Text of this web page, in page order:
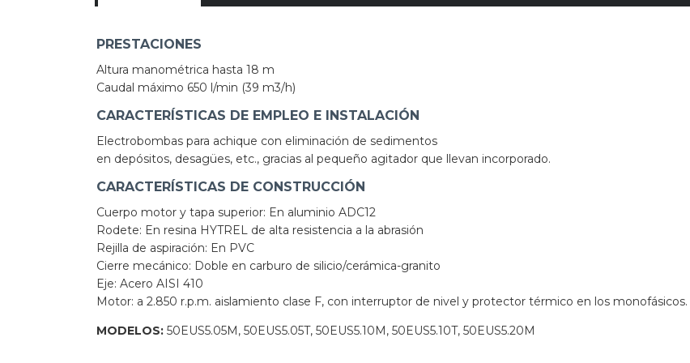
PRESTACIONES
Altura manométrica hasta 18 m
Caudal máximo 650 l/min (39 m3/h)
CARACTERÍSTICAS DE EMPLEO E INSTALACIÓN
Electrobombas para achique con eliminación de sedimentos
en depósitos, desagües, etc., gracias al pequeño agitador que llevan incorporado.
CARACTERÍSTICAS DE CONSTRUCCIÓN
Cuerpo motor y tapa superior: En aluminio ADC12
Rodete: En resina HYTREL de alta resistencia a la abrasión
Rejilla de aspiración: En PVC
Cierre mecánico: Doble en carburo de silicio/cerámica-granito
Eje: Acero AISI 410
Motor: a 2.850 r.p.m. aislamiento clase F, con interruptor de nivel y protector térmico en los monofásicos.
MODELOS: 50EUS5.05M, 50EUS5.05T, 50EUS5.10M, 50EUS5.10T, 50EUS5.20M